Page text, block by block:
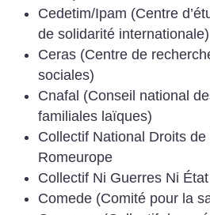
Cedetim/Ipam (Centre
de solidarité internationale)
Ceras (Centre de
sociales)
Cnafal (Conseil national
familiales laïques)
Collectif National Droits de
Romeurope
Collectif Ni Guerres Ni
Comede (Comité pour la